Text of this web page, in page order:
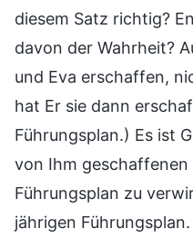
diesem Satz richtig?
davon der Wahrheit?
und Eva erschaffen,
hat Er sie dann
Führungsplan.) Es ist
von Ihm
Führungsplan zu
jährigen